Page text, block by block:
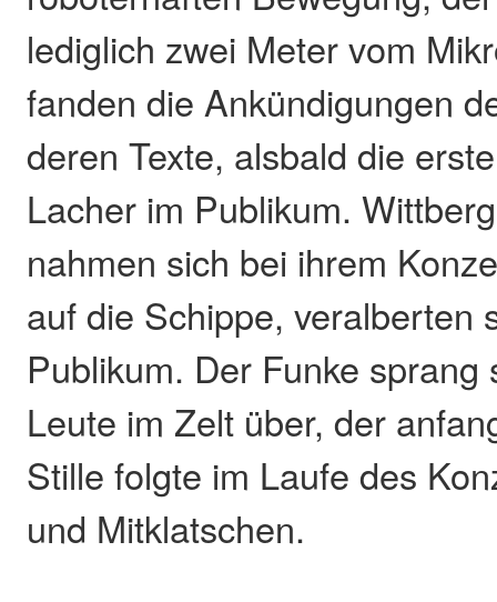
lediglich zwei Meter vom
fanden die Ankündigungen
deren Texte, alsbald die
Lacher im Publikum.
nahmen sich bei ihrem
auf die Schippe, veralberten
Publikum. Der Funke sprang
Leute im Zelt über, der
Stille folgte im Laufe des
und Mitklatschen.